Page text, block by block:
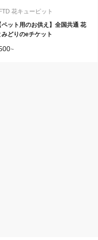
花キューピット
ペット用のお供え】全国共通 花
みどりのeチケット
~